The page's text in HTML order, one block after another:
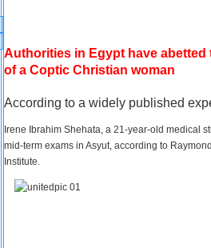
Authorities in Egypt have
of a Coptic Christian woman
According to a widely published
Irene Ibrahim Shehata, a 21-year-old medical
mid-term exams in Asyut, according to
Institute.